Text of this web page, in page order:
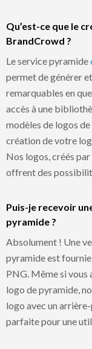
Qu’est-ce que le
BrandCrowd ?
Le service pyramide
permet de générer
remarquables en
accès à une
modèles de logos
création de votre
Nos logos, créés
offrent des
Puis-je recevoir
pyramide ?
Absolument ! Une
pyramide est
PNG. Même si vous
logo de pyramide,
logo avec un
parfaite pour une